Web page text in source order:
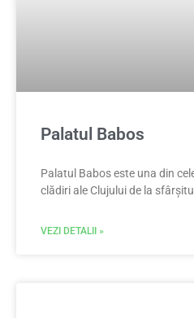
Palatul Babos
Palatul Babos este una din
clădiri ale Clujului de la
VEZI DETALII »